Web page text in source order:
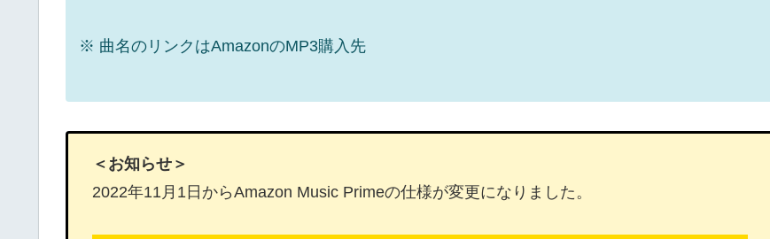
※ 曲名のリンクはAmazonのMP3購入先
＜お知らせ＞
2022年11月1日からAmazon Music Primeの仕様が変更になりました。